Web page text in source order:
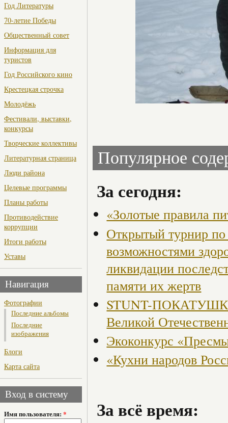
Год Литературы
70-летие Победы
Общественный совет
Информация для
туристов
Год Российского кино
Крестецкая строчка
Молодёжь
Фестивали, выставки,
конкурсы
Творческие коллективы
Литературная страница
Люди района
Целевые программы
Планы работы
Противодействие
коррупции
Итоги работы
Уставы
Навигация
Фотографии
Последние альбомы
Последние
изображения
Блоги
Карта сайта
Вход в систему
Имя пользователя: *
Популярное
За сегодня:
«Золотые правила
Открытый турнир
возможностями
ликвидации
памяти их жертв
STUNT-
Великой
Экоконкурс
«Кухни народов
За всё время: